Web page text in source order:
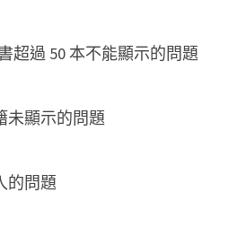
超過 50 本不能顯示的問題
未顯示的問題
的問題